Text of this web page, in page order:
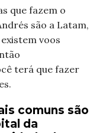
que fazem o
são a Latam,
voos
terá que fazer
comuns são
da